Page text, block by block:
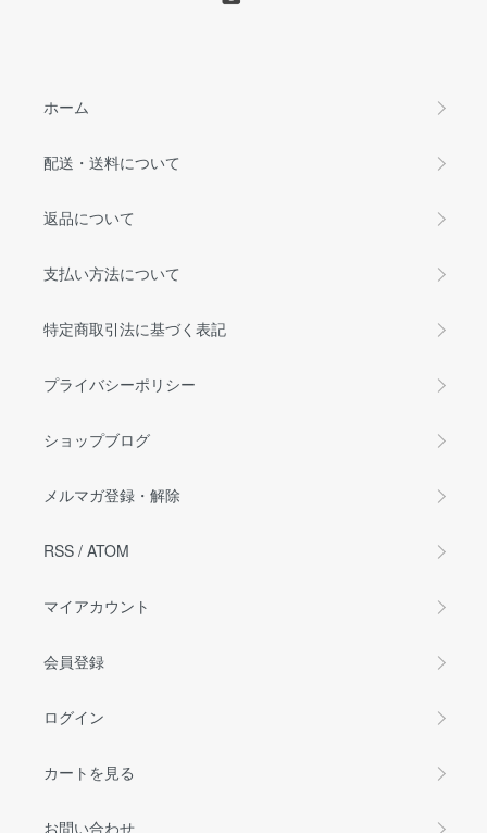
ホーム
配送・送料について
返品について
支払い方法について
特定商取引法に基づく表記
プライバシーポリシー
ショップブログ
メルマガ登録・解除
RSS / ATOM
マイアカウント
会員登録
ログイン
カートを見る
お問い合わせ